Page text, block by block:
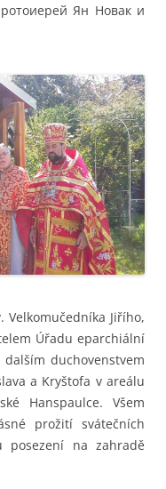
Ян Новак и
Velkomučedníka Jiřího,
Úřadu eparchiální
duchovenstvem
a Kryštofa v areálu
Hanspaulce. Všem
prožití svátečních
na zahradě